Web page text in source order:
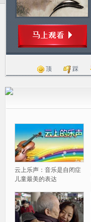
顶 踩
云上乐声：音乐是自闭症
儿童最美的表达